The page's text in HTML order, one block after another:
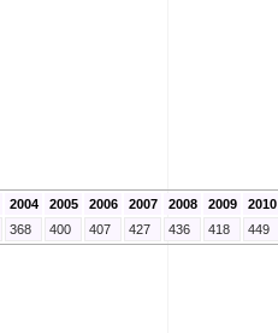
2004 2005 2006 2007 2008 2009 2010
368 400 407 427 436 418 449